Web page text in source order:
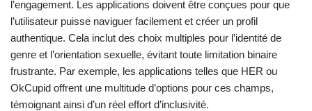
l’engagement. Les applications doivent être conçues pour que
l’utilisateur puisse naviguer facilement et créer un profil
authentique. Cela inclut des choix multiples pour l’identité de
genre et l’orientation sexuelle, évitant toute limitation binaire
frustrante. Par exemple, les applications telles que HER ou
OkCupid offrent une multitude d’options pour ces champs,
témoignant ainsi d’un réel effort d’inclusivité.